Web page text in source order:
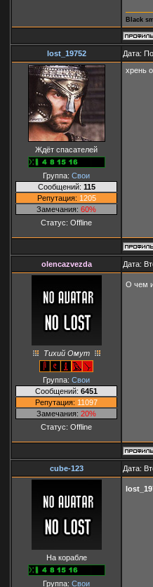
Black
lost_19752 Дата:
Ждёт спасателей
Группа: Свои
Сообщений: 115
Репутация: 1205
Замечания: 60%
Статус: Offline
хрень
olencazvezda Дата:
Тихий Омут
Группа: Свои
Сообщений: 6451
Репутация: 11097
Замечания: 20%
Статус: Offline
О чем
cube-123 Дата:
На корабле
Группа: Свои